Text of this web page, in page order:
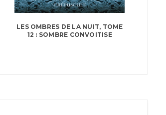
LES OMBRES DE LA NUIT, TOME
12 : SOMBRE CONVOITISE